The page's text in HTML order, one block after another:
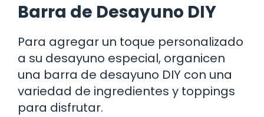
Barra de Desayuno DIY
Para agregar un toque personalizado
a su desayuno especial, organicen
una barra de desayuno DIY con una
variedad de ingredientes y toppings
para disfrutar.